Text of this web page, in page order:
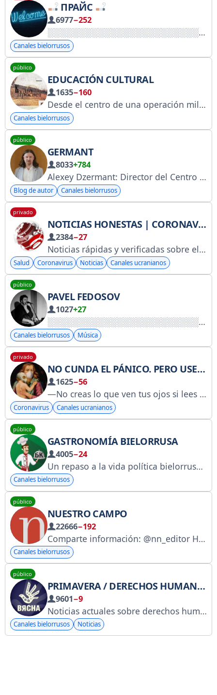
ПРАЙС
6977−252
Canales bielorrusos
público
EDUCACIÓN CULTURAL
1635−160
Desde el centro de una operación militar especial, desde la invicta Luhansk, desde el edificio del teatro municipal, llega el primer programa de posguerra, "Kultprosvet". Mikhail Golubovich, director artístico del Teatro Académico de Luhansk, habla sobre la guerra y la justicia en su videoblog.
Canales bielorrusos
público
GERMANT
8033+784
Alexey Dzermant: Director del Centro de Eurasia Septentrional, redactor jefe de la revista Historia y Modernidad, jefe del Departamento de Teoría y Práctica del Socialismo del Comité Central del Partido Comunista de Bielorrusia, miembro del Buró del Comité Central del Partido Comunista de Bielorrusia. Comentarios: @adzermant_bot
Blog de autor Canales bielorrusos
privado
NOTICIAS HONESTAS | CORONAVIRUS
2384−27
Noticias rápidas y verificadas sobre el coronavirus de fuentes oficiales. Enlace al canal: https://t.me/joinchat/AAAAAFci3X3diPLUHN9xMA Publicidad, ofertas, ideas: @managervadym
Salud Coronavirus Noticias Canales ucranianos
público
PAVEL FEDOSOV
1027+27
Canales bielorrusos Música
privado
NO CUNDA EL PÁNICO. PERO USE MASCARILLA.
1625−56
—No creas lo que ven tus ojos si lees «búfalo» en la jaula del elefante. —Quien sacrifica la libertad por la seguridad, pierde ambas. Lo positivo de lo negativo.
Coronavirus Canales ucranianos
público
GASTRONOMÍA BIELORRUSA
4005−24
Un repaso a la vida política bielorrusa, aderezado con crema agria, humor ácido y sarcasmo. Chef: @cuisineby_bot Chat: @cuisine_bychat Otras plataformas: https://twitter.com/bel_cuisine_by https://dzen.ru/cuisine_by
Canales bielorrusos
público
NUESTRO CAMPO
22666−192
Comparte información: @nn_editor Haz una donación aquí: patreon.com/nashaniva Mira VIDEONews todos los días aquí: youtube.com/@NashaNivaNews
Canales bielorrusos
público
PRIMAVERA / DERECHOS HUMANOS EN BIELORRUSIA
9601−9
Noticias actuales sobre derechos humanos en Bielorrusia. Denuncie una detención: @viasna_bot Obtenga asesoramiento y asistencia: @ViasnaSOS Contacte con el servicio de información: @Viasnainfo Servicio jurídico: @zvarot96 Servicio de Voluntariado de Viasna: @viasnahelp
Canales bielorrusos Noticias